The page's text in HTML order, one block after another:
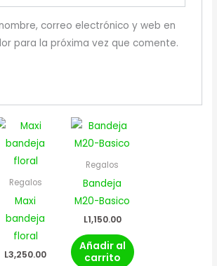
correo electrónico y web en
para la próxima vez que comente.
Regalos
Maxi
bandeja
floral
L3,250.00
Regalos
Bandeja
M20-Basico
L1,150.00
Añadir al
carrito